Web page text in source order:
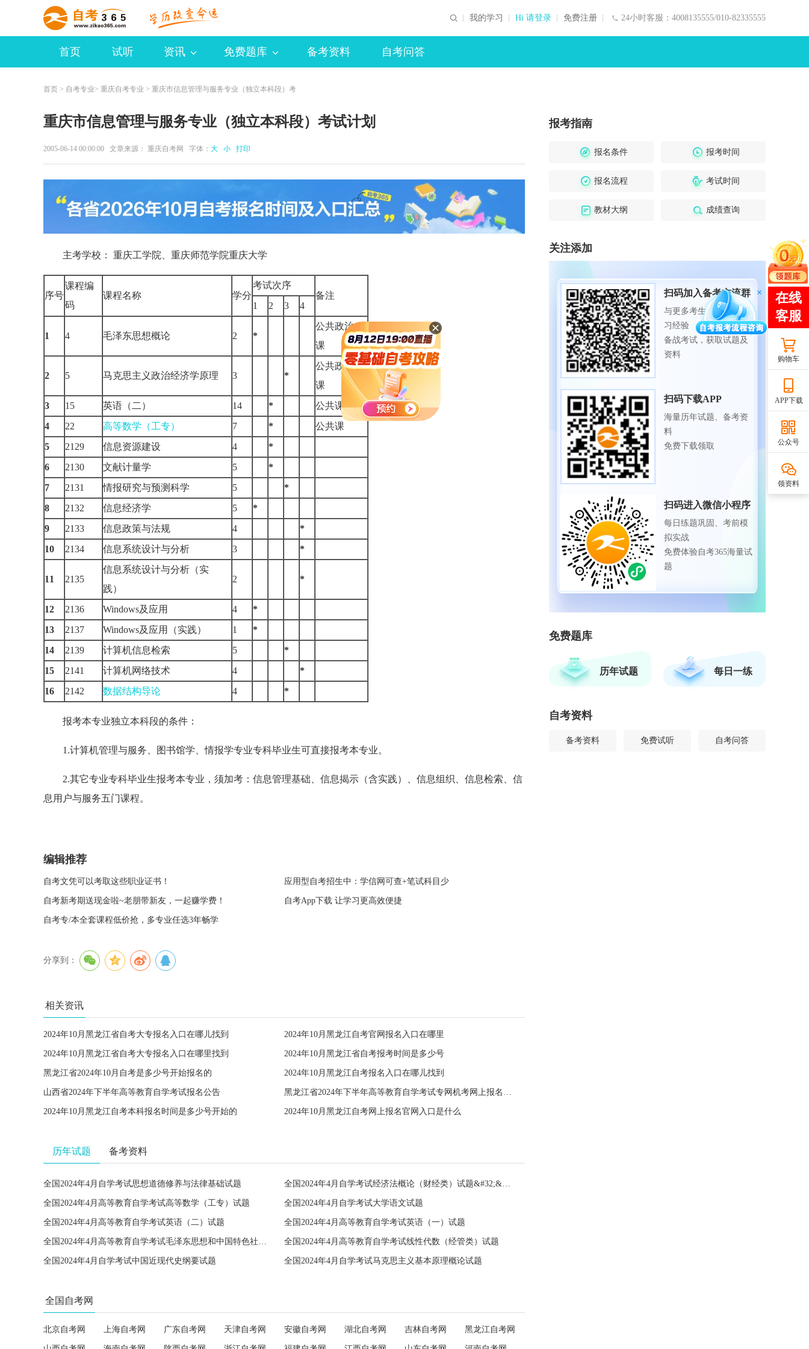
24小时客服：4008135555/010-82335555
我的学习 Hi 请登录 免费注册
首页 试听 资讯 免费题库 备考资料 自考问答
首页 > 自考专业> 重庆自考专业 > 重庆市信息管理与服务专业（独立本科段）考
重庆市信息管理与服务专业（独立本科段）考试计划
2005-06-14 00:00:00 文章来源： 重庆自考网 字体： 大 小 打印
主考学校： 重庆工学院、重庆师范学院重庆大学
序号
课程编
码
课程名称 学分
考试次序
备注
1
2 3 4
1 4 毛泽东思想概论 2 *
公共政治
课
2 5 马克思主义政治经济学原理 3 *
公共政治
课
3
15 英语（二） 14 *
公共课
4
22 高等数学（工专） 7 *
公共课
5
2129 信息资源建设 4
*
6
2130 文献计量学 5
*
7
2131 情报研究与预测科学 5
*
8
2132 信息经济学 5
*
9
2133 信息政策与法规 4
*
10
2134 信息系统设计与分析 3 *
11 2135
信息系统设计与分析（实
践）
2 *
12 2136 Windows及应用 4
*
13
2137 Windows及应用（实践） 1
*
14
2139 计算机信息检索 5
*
15
2141 计算机网络技术 4
*
16
2142 数据结构导论 4 *
报考本专业独立本科段的条件：
1.计算机管理与服务、图书馆学、情报学专业专科毕业生可直接报考本专业。
2.其它专业专科毕业生报考本专业，须加考：信息管理基础、信息揭示（含实践）、信息组织、信息检索、信
息用户与服务五门课程。
编辑推荐
自考文凭可以考取这些职业证书！ 应用型自考招生中：学信网可查+笔试科目少
自考新考期送现金啦~老朋带新友，一起赚学费！ 自考App下载 让学习更高效便捷
自考专/本全套课程低价抢，多专业任选3年畅学
分享到：
相关资讯
2024年10月黑龙江省自考大专报名入口在哪儿找到 2024年10月黑龙江自考官网报名入口在哪里
2024年10月黑龙江省自考大专报名入口在哪里找到 2024年10月黑龙江省自考报考时间是多少号
黑龙江省2024年10月自考是多少号开始报名的 2024年10月黑龙江自考报名入口在哪儿找到
山西省2024年下半年高等教育自学考试报名公告 黑龙江省2024年下半年高等教育自学考试专网机考网上报名须知
2024年10月黑龙江自考本科报名时间是多少号开始的 2024年10月黑龙江自考网上报名官网入口是什么
历年试题 备考资料
全国2024年4月自学考试思想道德修养与法律基础试题 全国2024年4月自学考试经济法概论（财经类）试题&#32;&#32;
全国2024年4月高等教育自学考试高等数学（工专）试题 全国2024年4月自学考试大学语文试题
全国2024年4月高等教育自学考试英语（二）试题 全国2024年4月高等教育自学考试英语（一）试题
全国2024年4月高等教育自学考试毛泽东思想和中国特色社会主义理论体系概论试题 全国2024年4月高等教育自学考试线性代数（经管类）试题
全国2024年4月自学考试中国近现代史纲要试题 全国2024年4月自学考试马克思主义基本原理概论试题
全国自考网
北京自考网 上海自考网 广东自考网 天津自考网 安徽自考网 湖北自考网 吉林自考网 黑龙江自考网
报考指南
报名条件 报考时间
报名流程 考试时间
教材大纲 成绩查询
关注添加
扫码加入备考交流群
与更多考生一起交流学
习经验
备战考试，获取试题及
资料
扫码下载APP
海量历年试题、备考资
料
免费下载领取
扫码进入微信小程序
每日练题巩固、考前模
拟实战
免费体验自考365海量试
题
免费题库
历年试题 每日一练
自考资料
备考资料 免费试听 自考问答
购物车
APP下载
公众号
领资料